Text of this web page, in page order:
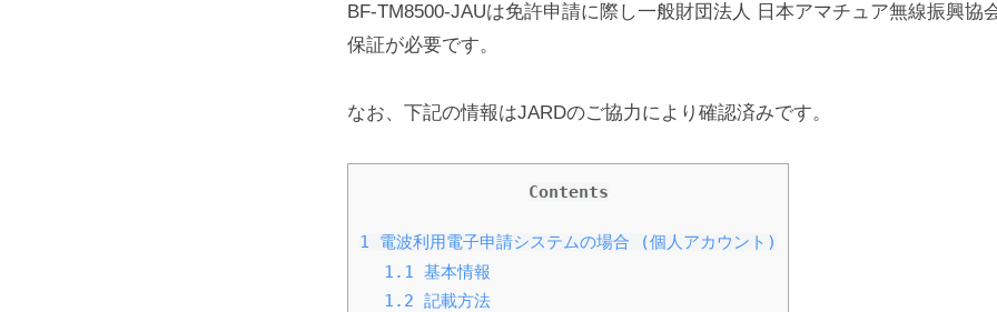
BF-
JAU
事
BF-TM8500-JAUは免許申請に際し一般財団法人 日本アマチュア無線振興協
保証が必要です。
なお、下記の情報はJARDのご協力により確認済みです。
Contents
1 電波利用電子申請システムの場合 (個人アカウント)
1.1 基本情報
1.2 記載方法